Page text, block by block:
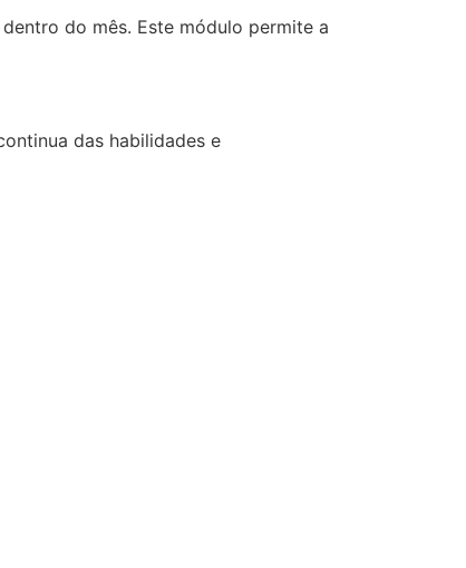
do mês. Este módulo permite a
das habilidades e